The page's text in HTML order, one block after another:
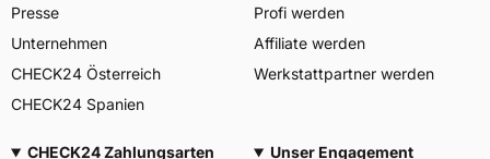
Presse
Unternehmen
CHECK24 Österreich
CHECK24 Spanien
Profi werden
Affiliate werden
Werkstattpartner werden
CHECK24 Zahlungsarten
Unser Engagement